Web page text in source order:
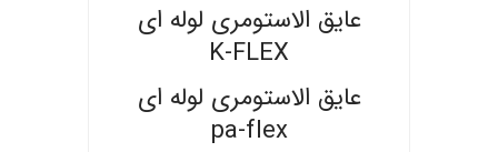
عایق الاستومری لوله ای
K-FLEX
عایق الاستومری لوله ای
pa-flex